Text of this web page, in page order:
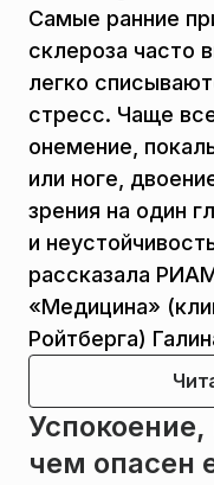
Самые ранние
склероза часто
легко
стресс. Чаще
онемение,
или ноге,
зрения на один
и
рассказала
«Медицина»
Ройтберга)
чем опасен